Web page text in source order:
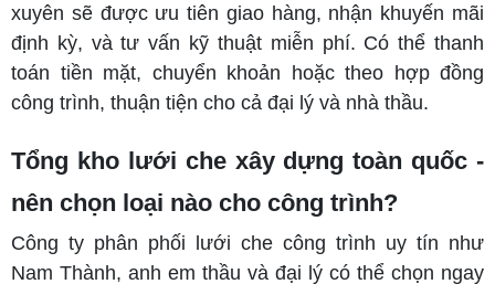
xuyên sẽ được ưu tiên giao hàng, nhận khuyến mãi
định kỳ, và tư vấn kỹ thuật miễn phí. Có thể thanh
toán tiền mặt, chuyển khoản hoặc theo hợp đồng
công trình, thuận tiện cho cả đại lý và nhà thầu.
Tổng kho lưới che xây dựng toàn quốc -
nên chọn loại nào cho công trình?
Công ty phân phối lưới che công trình uy tín như
Nam Thành, anh em thầu và đại lý có thể chọn ngay